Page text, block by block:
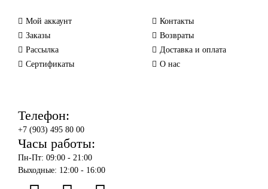
Мой аккаунт
Заказы
Рассылка
Сертификаты
Контакты
Возвраты
Доставка и оплата
О нас
Телефон:
+7 (903) 495 80 00
Часы работы:
Пн-Пт: 09:00 - 21:00
Выходные: 12:00 - 16:00